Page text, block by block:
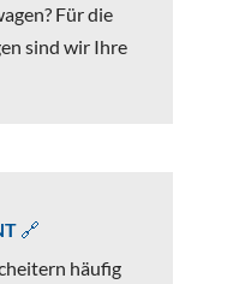
Für die
sind wir Ihre
🔗
häufig